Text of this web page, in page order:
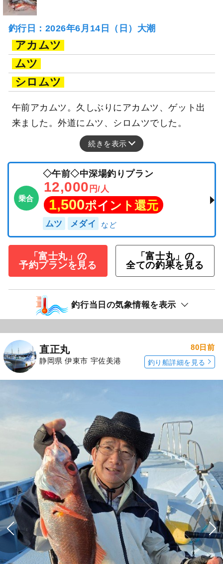
釣行日：2026年6月14日（日）大潮
アカムツ
ムツ
シロムツ
午前アカムツ。久しぶりにアカムツ、ゲット出
来ました。外道にムツ、シロムツでした。
続きを表示
乗合
◇午前◇中深場釣りプラン
12,000 円/人
1,500ポイント還元
ムツ メダイ
「富士丸」の
予約プランを見る
「富士丸」の
全ての釣果を見る
釣行当日の気象情報を表示
直正丸
静岡県 伊東市 宇佐美港
80日前
釣り船詳細を見る